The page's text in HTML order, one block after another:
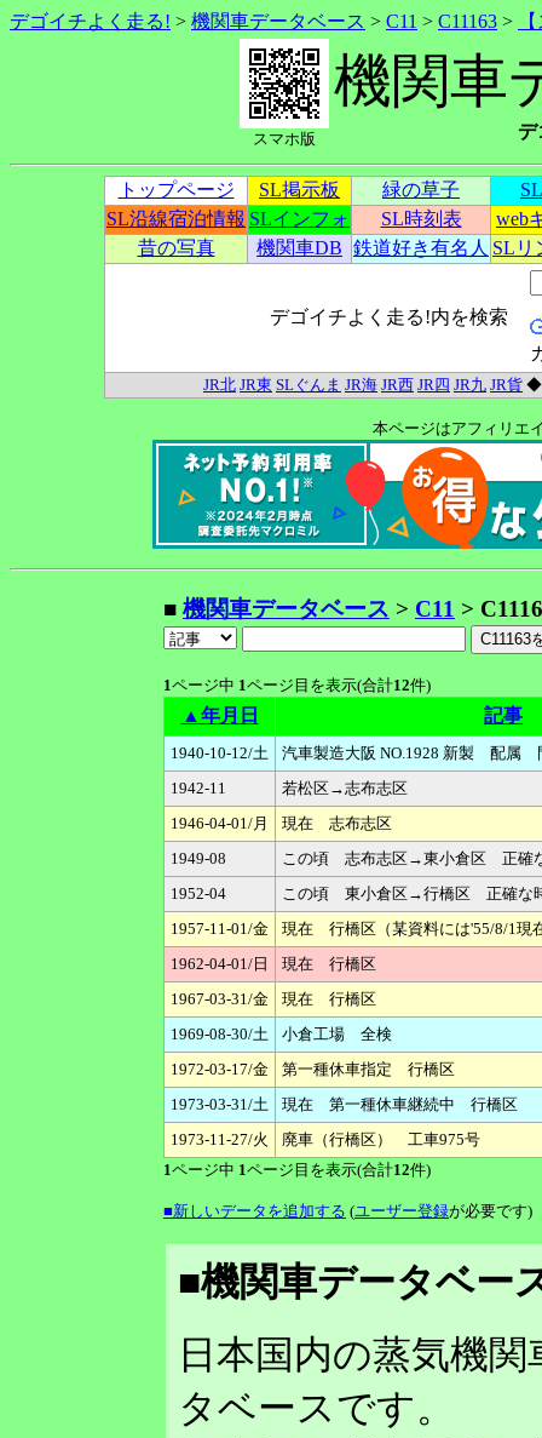
デゴイチよく走る! > 機関車データベース > C11 > C11163 >
スマホ版
機関車
デ
トップページ SL掲示板 緑の草子
SL沿線宿泊情報 SLインフォ SL時刻表
web
昔の写真
機関車DB 鉄道好き有名人 SLリ
デゴイチよく走る!内を検索
JR北 JR東 SLぐんま JR海 JR西 JR四 JR九 JR貨
本ページはアフィリエ
■ 機関車データベース > C11 >
1ページ中 1ページ目を表示(合計12件)
▲年月日 記事
1940-10-12/土
汽車製造大阪 NO.1928 新製 配
1942-11
若松区→志布志区
1946-04-01/月
現在 志布志区
1949-08
この頃 志布志区→東小倉区 正確
1952-04
この頃 東小倉区→行橋区 正確な
1957-11-01/金
現在 行橋区（某資料には'55/8/1現
1962-04-01/日
現在 行橋区
1967-03-31/金
現在 行橋区
1969-08-30/土
小倉工場 全検
1972-03-17/金
第一種休車指定 行橋区
1973-03-31/土
現在 第一種休車継続中 行橋区
1973-11-27/火
廃車（行橋区） 工車975号
1ページ中 1ページ目を表示(合計12件)
■新しいデータを追加する (ユーザー登録が必要です)
■機関車データベー
日本国内の蒸気機
タベースです。